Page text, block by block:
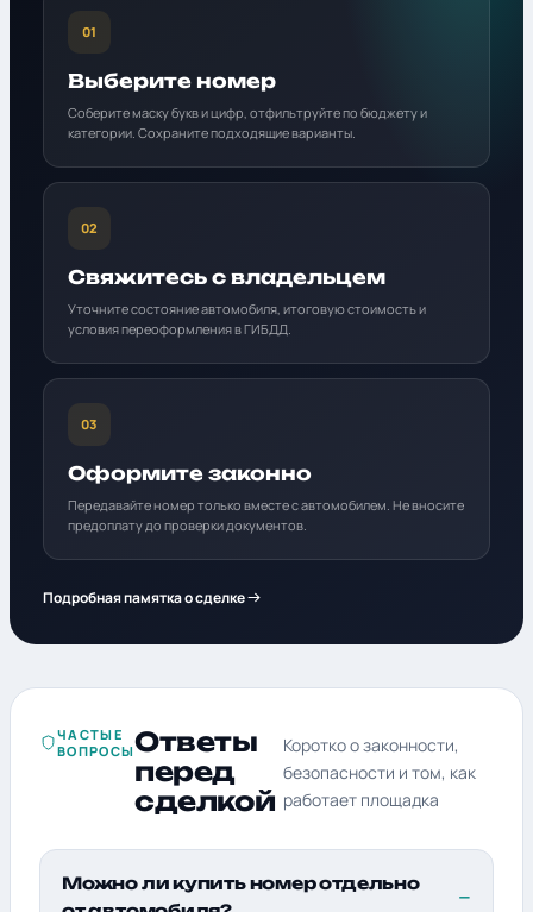
01
Выберите номер
Соберите маску букв и цифр, отфильтруйте по бюджету и
категории. Сохраните подходящие варианты.
02
Свяжитесь с владельцем
Уточните состояние автомобиля, итоговую стоимость и
условия переоформления в ГИБДД.
03
Оформите законно
Передавайте номер только вместе с автомобилем. Не вносите
предоплату до проверки документов.
Подробная памятка о сделке
ЧАСТЫЕ
ВОПРОСЫОтветы
перед
сделкой
Коротко о законности,
безопасности и том, как
работает площадка
Можно ли купить номер отдельно